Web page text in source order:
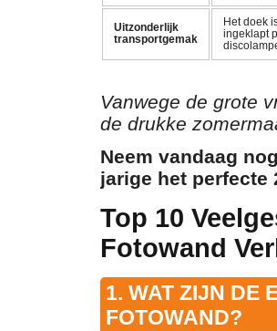
Uitzonderlijk
transportgemak
Het doek
ingeklapt
Vanwege de grote
de drukke
Neem vandaag
jarige het perfecte
Top 10
Fotowand
1. WAT ZIJN DE
FOTOWAND?